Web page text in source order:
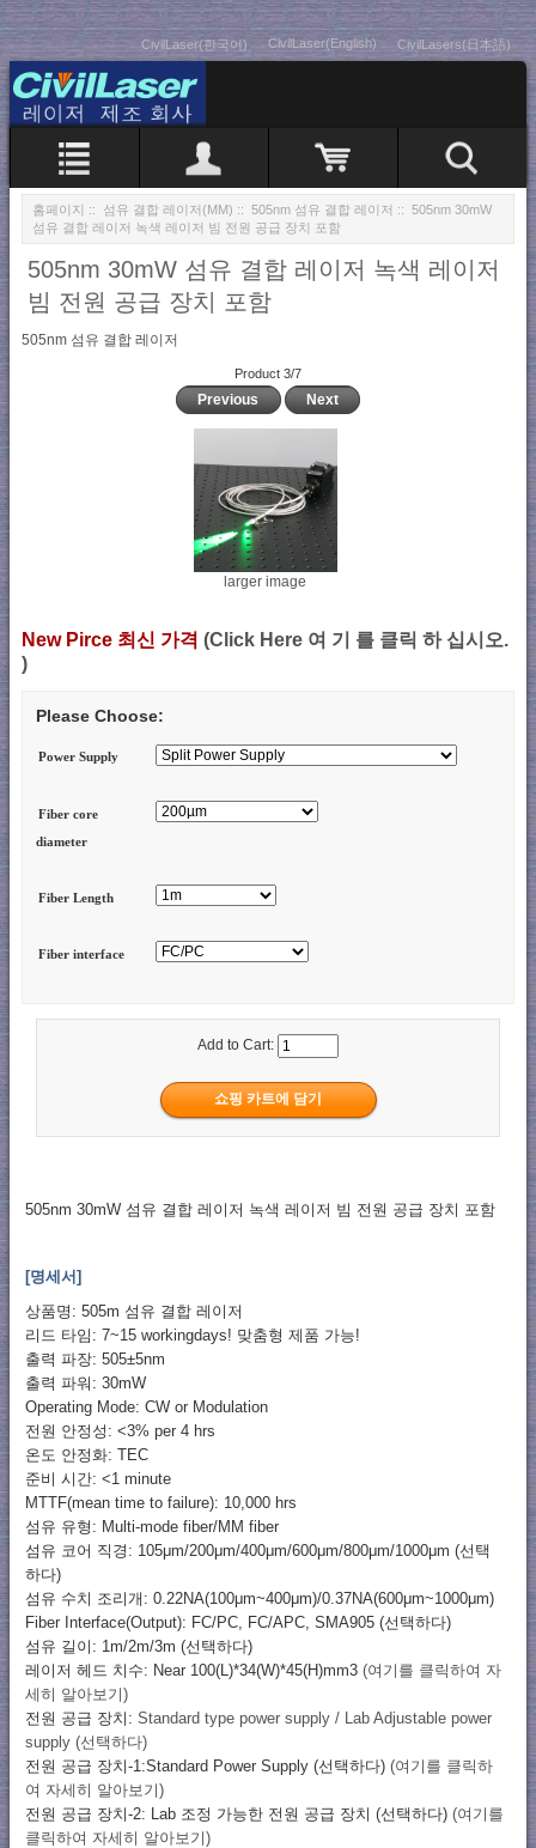
CivilLaser(한국어) CivilLaser(English) CivilLasers(日本語)
홈페이지 :: 섬유 결합 레이저(MM) :: 505nm 섬유 결합 레이저 :: 505nm 30mW
섬유 결합 레이저 녹색 레이저 빔 전원 공급 장치 포함
505nm 30mW 섬유 결합 레이저 녹색 레이저
빔 전원 공급 장치 포함
505nm 섬유 결합 레이저
Product 3/7
Previous Next
larger image
New Pirce 최신 가격 (Click Here 여 기 를 클릭 하 십시오.
)
Please Choose:
Power Supply
Fiber core
diameter
Fiber Length
Fiber interface
Add to Cart:
505nm 30mW 섬유 결합 레이저 녹색 레이저 빔 전원 공급 장치 포함
[명세서]
상품명: 505m 섬유 결합 레이저
리드 타임: 7~15 workingdays! 맞춤형 제품 가능!
출력 파장: 505±5nm
출력 파워: 30mW
Operating Mode: CW or Modulation
전원 안정성: <3% per 4 hrs
온도 안정화: TEC
준비 시간: <1 minute
MTTF(mean time to failure): 10,000 hrs
섬유 유형: Multi-mode fiber/MM fiber
섬유 코어 직경: 105μm/200μm/400μm/600μm/800μm/1000μm (선택
하다)
섬유 수치 조리개: 0.22NA(100μm~400μm)/0.37NA(600μm~1000μm)
Fiber Interface(Output): FC/PC, FC/APC, SMA905 (선택하다)
섬유 길이: 1m/2m/3m (선택하다)
레이저 헤드 치수: Near 100(L)*34(W)*45(H)mm3(여기를 클릭하여 자
세히 알아보기)
전원 공급 장치: Standard type power supply / Lab Adjustable power
supply (선택하다)
전원 공급 장치-1:Standard Power Supply (선택하다) (여기를 클릭하
여 자세히 알아보기)
전원 공급 장치-2: Lab 조정 가능한 전원 공급 장치 (선택하다) (여기를
클릭하여 자세히 알아보기)